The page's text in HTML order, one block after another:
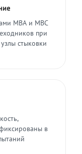
МВА и МВС
при
стыковки
в